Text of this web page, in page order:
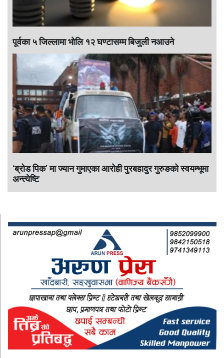
पूर्वका ५ जिल्लामा भाेलि १२ घण्टासम्म बिजुली नआउने
‘ब्रोड पिक’ मा ज्यान गुमाएका आराेही पुरबहादुर गुरुङको स्वयम्भूमा
अन्त्येष्टि